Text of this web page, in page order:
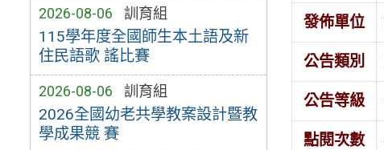
2026-08-06 訓育組
115學年度全國師生本土語及新
住民語歌 謠比賽
2026-08-06 訓育組
2026全國幼老共學教案設計暨教
學成果競 賽
發佈單位
公告類別
公告等級
點閱次數